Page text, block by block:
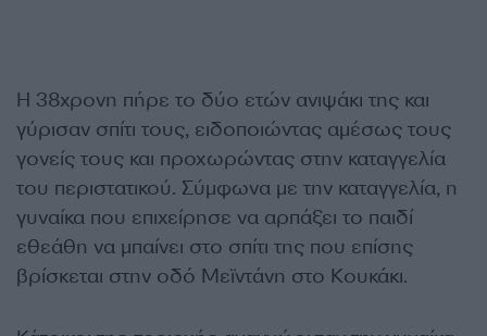
Η 38χρονη πήρε το δύο ετών ανιψάκι της και
γύρισαν σπίτι τους, ειδοποιώντας αμέσως τους
γονείς τους και προχωρώντας στην καταγγελία
του περιστατικού. Σύμφωνα με την καταγγελία, η
γυναίκα που επιχείρησε να αρπάξει το παιδί
εθεάθη να μπαίνει στο σπίτι της που επίσης
βρίσκεται στην οδό Μεϊντάνη στο Κουκάκι.